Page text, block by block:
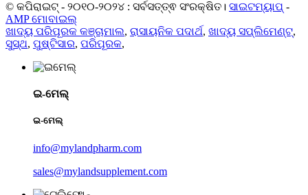
© କପିରାଇଟ୍ - ୨୦୧୦-୨୦୨୪ : ସର୍ବସତ୍ତ୍ଵ ସଂରକ୍ଷିତ। ସାଇଟମ୍ୟାପ୍ -
AMP ମୋବାଇଲ୍
ଖାଦ୍ୟ ପରିପୂରକ କଞ୍ଚାମାଲ, ରାସାୟନିକ ପଦାର୍ଥ, ଖାଦ୍ୟ ସପ୍ଲିମେଣ୍ଟ୍,
ସୁସ୍ଥ, ପୁଷ୍ଟିସାର, ପରିପୂରକ,
ଇ-ମେଲ୍
ଇ-ମେଲ୍
info@mylandpharm.com
sales@mylandsupplement.com